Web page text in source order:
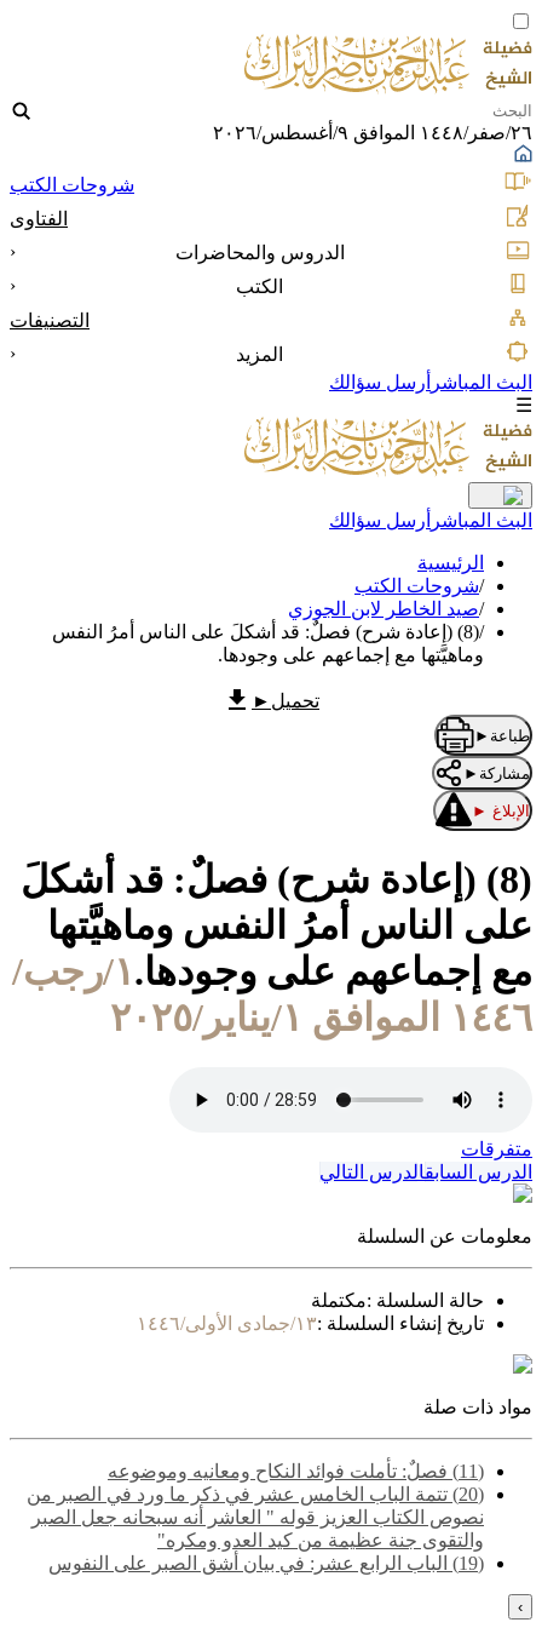
٢٦/صفر/١٤٤٨ الموافق ٩/أغسطس/٢٠٢٦
شروحات الكتب
الفتاوى
الدروس والمحاضرات
‹
الكتب
‹
التصنيفات
المزيد
‹
البث المباشر أرسل سؤالك
☰
البث المباشر أرسل سؤالك
الرئيسية
/شروحات الكتب
/صيد الخاطر لابن الجوزي
/
(8) (إعادة شرح) فصلٌ: قد أشكلَ على الناس أمرُ النفس
وماهيَّتها مع إجماعهم على وجودها.
تحميل ►
طباعة ►
مشاركة ►
الإبلاغ ►
(8) (إعادة شرح) فصلٌ: قد أشكلَ
على الناس أمرُ النفس وماهيَّتها
مع إجماعهم على وجودها. ١/رجب/
١٤٤٦ الموافق ١/يناير/٢٠٢٥
متفرقات
الدرس السابقالدرس التالي
معلومات عن السلسلة
حالة السلسلة :مكتملة
تاريخ إنشاء السلسلة :١٣/جمادى الأولى/١٤٤٦
مواد ذات صلة
(11) فصلٌ: تأملت فوائد النكاح ومعانيه وموضوعه
(20) ‌‌تتمة الباب الخامس عشر في ذكر ما ورد في الصبر من
نصوص الكتاب العزيز قوله " العاشر أنه سبحانه جعل الصبر
والتقوى جنة عظيمة من كيد العدو ومكره"
(19) ‌‌الباب الرابع عشر: في بيان أشق الصبر على النفوس
›